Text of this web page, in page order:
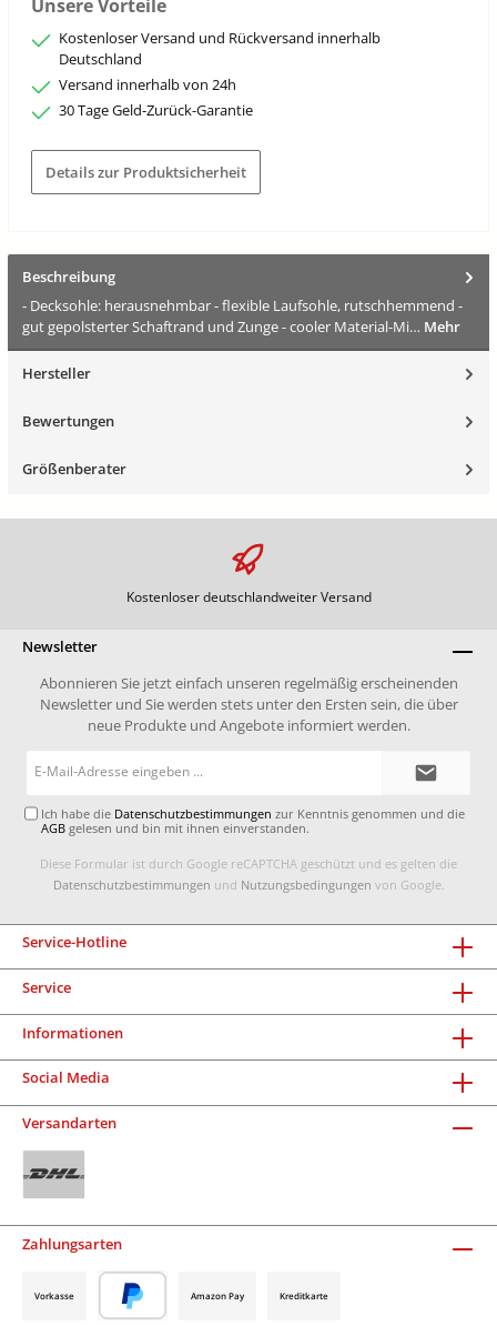
Unsere Vorteile
Kostenloser Versand und Rückversand innerhalb
Deutschland
Versand innerhalb von 24h
30 Tage Geld-Zurück-Garantie
Details zur Produktsicherheit
Beschreibung
- Decksohle: herausnehmbar - flexible Laufsohle, rutschhemmend -
gut gepolsterter Schaftrand und Zunge - cooler Material-Mi… Mehr
Hersteller
Bewertungen
Größenberater
Kostenloser deutschlandweiter Versand
Newsletter
Abonnieren Sie jetzt einfach unseren regelmäßig erscheinenden
Newsletter und Sie werden stets unter den Ersten sein, die über
neue Produkte und Angebote informiert werden.
Ich habe die Datenschutzbestimmungen zur Kenntnis genommen und die
AGB gelesen und bin mit ihnen einverstanden.
Diese Formular ist durch Google reCAPTCHA geschützt und es gelten die
Datenschutzbestimmungen und Nutzungsbedingungen von Google.
Service-Hotline
Service
Informationen
Social Media
Versandarten
Zahlungsarten
Vorkasse Amazon Pay Kreditkarte